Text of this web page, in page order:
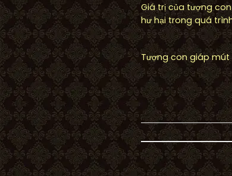
Giá trị của tượng
hư hại trong quá
Tượng con giáp mút